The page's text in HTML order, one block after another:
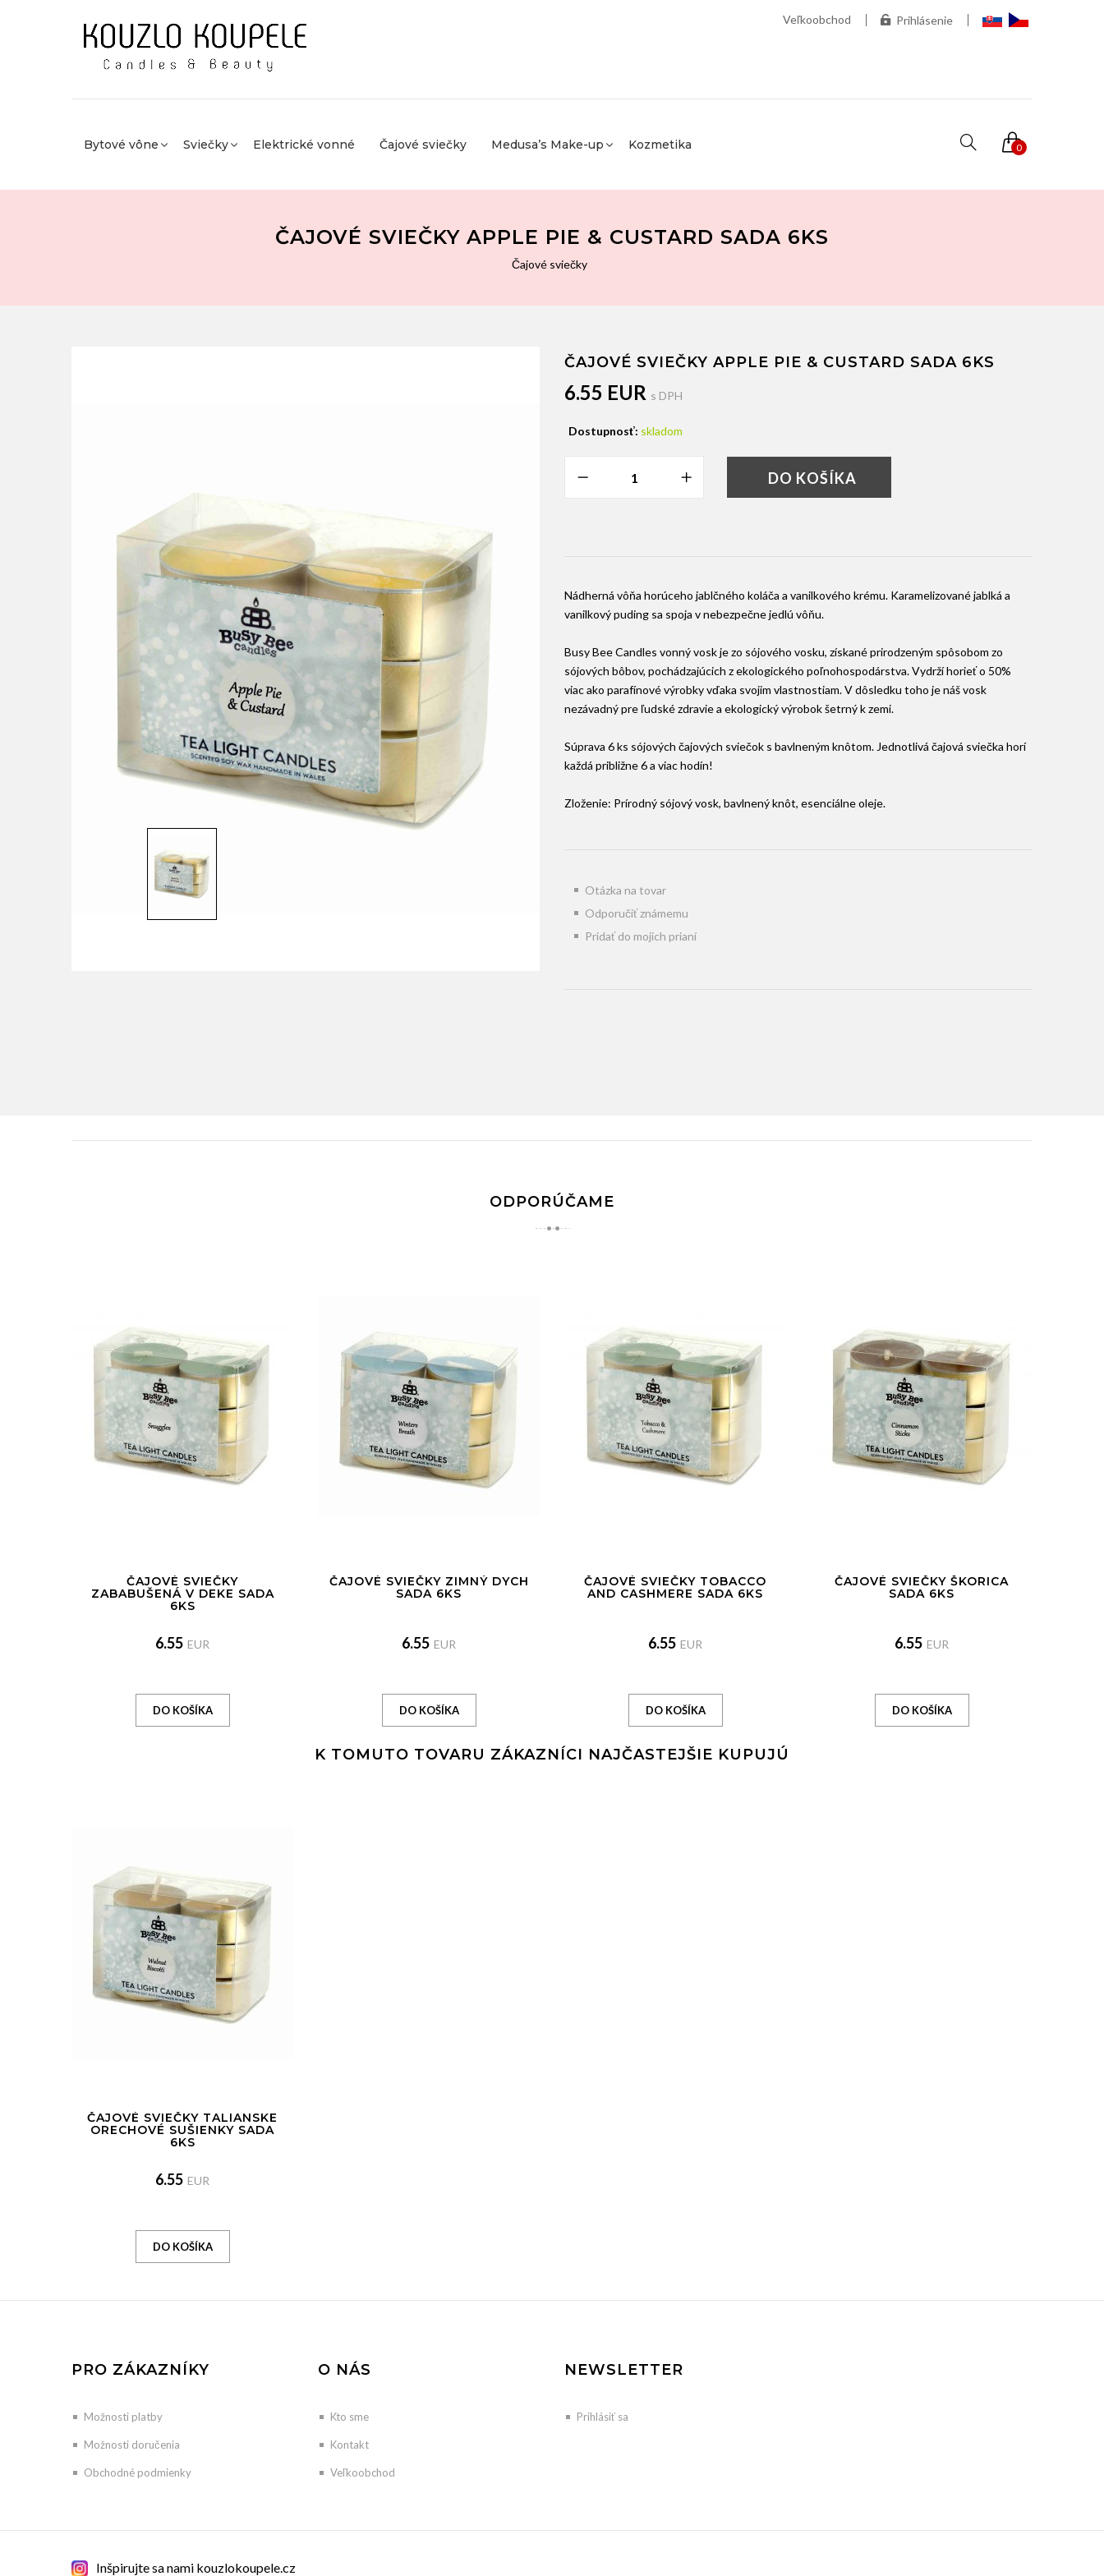
Veľkoobchod Prihlásenie
0
Bytové vône Sviečky Elektrické vonné Čajové sviečky Medusa’s Make-up Kozmetika
ČAJOVÉ SVIEČKY APPLE PIE & CUSTARD SADA 6KS
Čajové sviečky
ČAJOVÉ SVIEČKY APPLE PIE & CUSTARD SADA 6KS
6.55 EUR s DPH
Dostupnosť: skladom
DO KOŠÍKA
Nádherná vôňa horúceho jablčného koláča a vanilkového krému. Karamelizované jablká a
vanilkový puding sa spoja v nebezpečne jedlú vôňu.
Busy Bee Candles vonný vosk je zo sójového vosku, získané prirodzeným spôsobom zo
sójových bôbov, pochádzajúcich z ekologického poľnohospodárstva. Vydrží horieť o 50%
viac ako parafínové výrobky vďaka svojim vlastnostiam. V dôsledku toho je náš vosk
nezávadný pre ľudské zdravie a ekologický výrobok šetrný k zemi.
Súprava 6 ks sójových čajových sviečok s bavlneným knôtom. Jednotlivá čajová sviečka horí
každá približne 6 a viac hodín!
Zloženie: Prírodný sójový vosk, bavlnený knôt, esenciálne oleje.
Otázka na tovar
Odporučiť známemu
Pridať do mojich prianí
ODPORÚČAME
ČAJOVÉ SVIEČKY
ZABABUŠENÁ V DEKE SADA
6KS
6.55 EUR
ČAJOVÉ SVIEČKY ZIMNÝ DYCH
SADA 6KS
6.55 EUR
ČAJOVÉ SVIEČKY TOBACCO
AND CASHMERE SADA 6KS
6.55 EUR
ČAJOVÉ SVIEČKY ŠKORICA
SADA 6KS
6.55 EUR
K TOMUTO TOVARU ZÁKAZNÍCI NAJČASTEJŠIE KUPUJÚ
ČAJOVÉ SVIEČKY TALIANSKE
ORECHOVÉ SUŠIENKY SADA
6KS
6.55 EUR
PRO ZÁKAZNÍKY
Možnosti platby
Možnosti doručenia
Obchodné podmienky
O NÁS
Kto sme
Kontakt
Veľkoobchod
NEWSLETTER
Prihlásiť sa
Inšpirujte sa nami kouzlokoupele.cz